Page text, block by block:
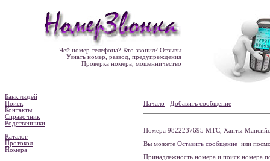
Чей номер телефона? Кто звонил? Отзывы
Узнать номер, развод, предупреждения
Проверка номера, мошенничество
Банк людей
Поиск
Контакты
Справочник
Родственники
Каталог
Протокол
Номера
Начало Добавить сообщение
Номера 9822237695 МТС, Ханты-
Вы можете Оставить сообщение или
Принадлежность номера и поиск номера